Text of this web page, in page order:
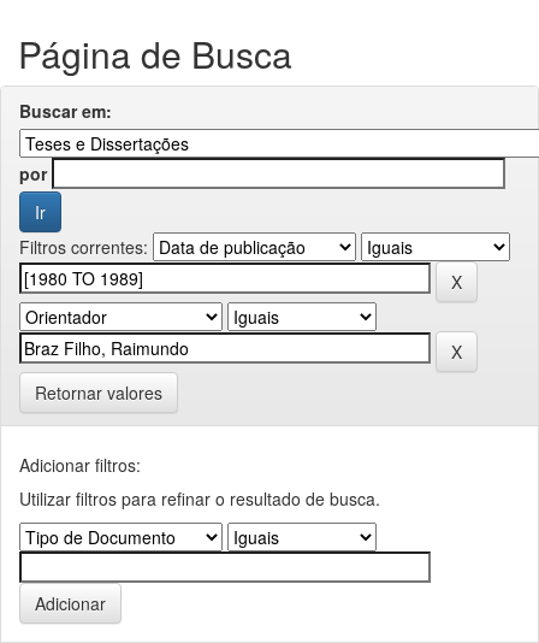
Página de Busca
Buscar em:
por
Filtros correntes:
Retornar valores
Adicionar filtros:
Utilizar filtros para refinar o resultado de busca.